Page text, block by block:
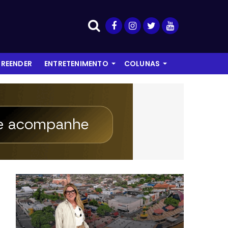
ENTRETENIMENTO COLUNAS